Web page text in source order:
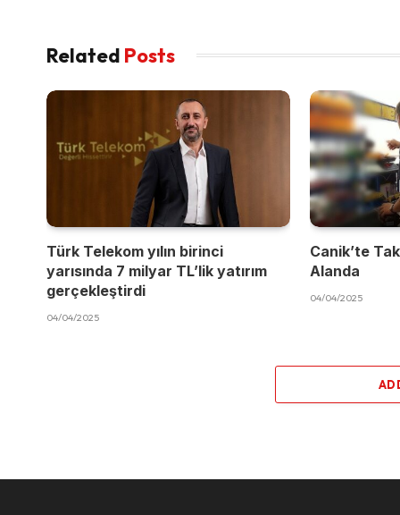
Related Posts
Türk Telekom yılın birinci
yarısında 7 milyar TL’lik yatırım
gerçekleştirdi
04/04/2025
Canik’te
Alanda
04/04/2025